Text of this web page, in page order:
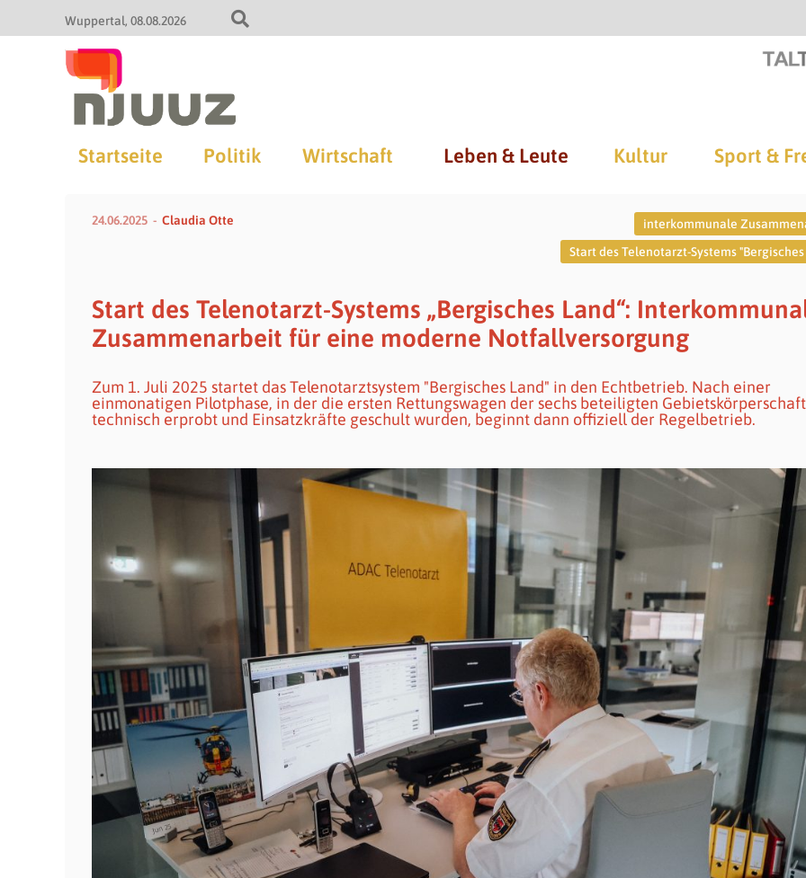
Wuppertal 08.08.2026
Startseite Politik Wirtschaft Leben & Leute Kultur Sport &
24.06.2025 Claudia Otte
interkommunale
Start des Telenotarzt-Systems
Start des Telenotarzt-Systems „Bergisches Land“:
Zusammenarbeit für eine moderne Notfallversorgung
Zum 1. Juli 2025 startet das Telenotarztsystem "Bergisches Land" in den Echtbetrieb. Nach einer
einmonatigen Pilotphase, in der die ersten Rettungswagen der sechs beteiligten
technisch erprobt und Einsatzkräfte geschult wurden, beginnt dann offiziell der Regelbetrieb.